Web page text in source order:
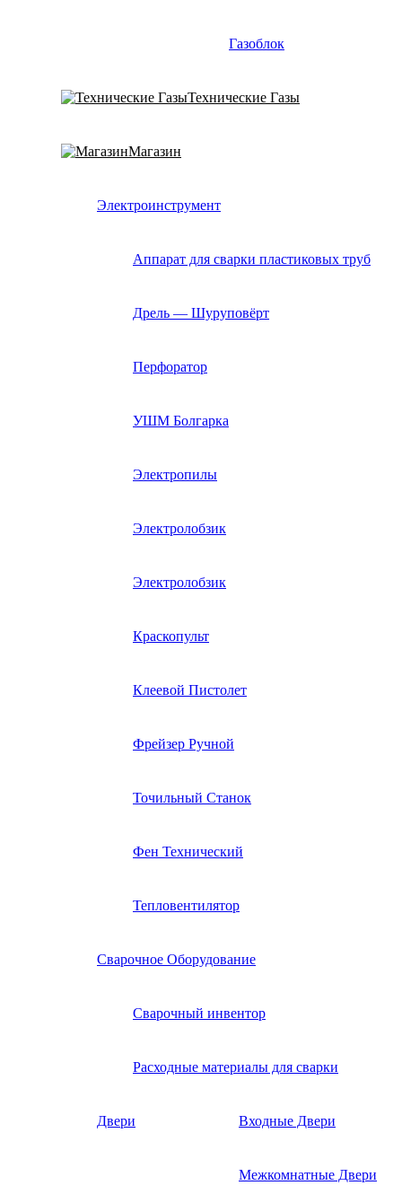
Газоблок
Технические Газы
Магазин
Электроинструмент
Аппарат для сварки пластиковых труб
Дрель — Шуруповёрт
Перфоратор
УШМ Болгарка
Электропилы
Электролобзик
Электролобзик
Краскопульт
Клеевой Пистолет
Фрейзер Ручной
Точильный Станок
Фен Технический
Тепловентилятор
Сварочное Оборудование
Сварочный инвентор
Расходные материалы для сварки
Двери Входные Двери
Межкомнатные Двери